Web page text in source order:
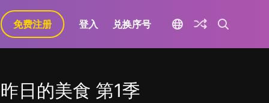
免费注册 登入 兑换序号
昨日的美食 第1季